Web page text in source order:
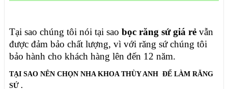
Tại sao chúng tôi nói tại sao bọc răng sứ giá rẻvẫn
được đảm bảo chất lượng, vì với răng sứ chúng tôi
bảo hành cho khách hàng lên đến 12 năm.
TẠI SAO NÊN CHỌN NHA KHOA THÙY ANH ĐỂ LÀM RĂNG
SỨ .